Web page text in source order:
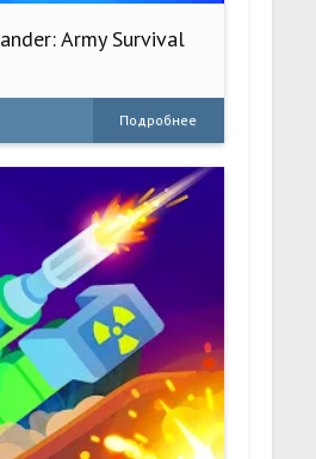
Army Survival
Подробнее